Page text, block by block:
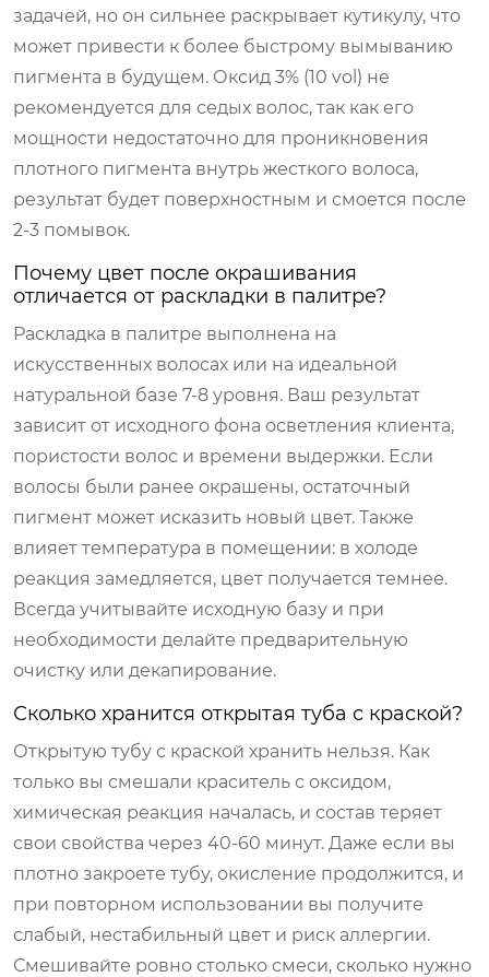
задачей, но он сильнее раскрывает кутикулу, что
может привести к более быстрому вымыванию
пигмента в будущем. Оксид 3% (10 vol) не
рекомендуется для седых волос, так как его
мощности недостаточно для проникновения
плотного пигмента внутрь жесткого волоса,
результат будет поверхностным и смоется после
2-3 помывок.
Почему цвет после окрашивания
отличается от раскладки в палитре?
Раскладка в палитре выполнена на
искусственных волосах или на идеальной
натуральной базе 7-8 уровня. Ваш результат
зависит от исходного фона осветления клиента,
пористости волос и времени выдержки. Если
волосы были ранее окрашены, остаточный
пигмент может исказить новый цвет. Также
влияет температура в помещении: в холоде
реакция замедляется, цвет получается темнее.
Всегда учитывайте исходную базу и при
необходимости делайте предварительную
очистку или декапирование.
Сколько хранится открытая туба с краской?
Открытую тубу с краской хранить нельзя. Как
только вы смешали краситель с оксидом,
химическая реакция началась, и состав теряет
свои свойства через 40-60 минут. Даже если вы
плотно закроете тубу, окисление продолжится, и
при повторном использовании вы получите
слабый, нестабильный цвет и риск аллергии.
Смешивайте ровно столько смеси, сколько нужно